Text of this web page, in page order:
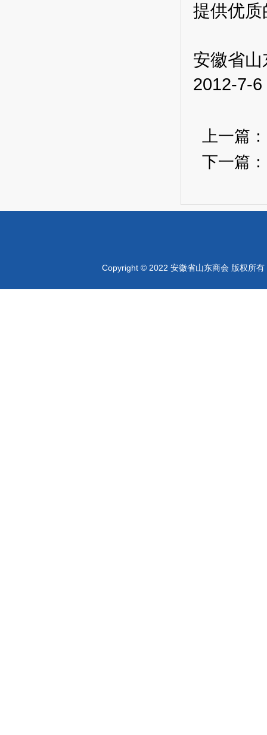
提供优
安徽省
2012-7-6
上一篇
下一篇
Copyright © 2022 安徽省山东商会 版权